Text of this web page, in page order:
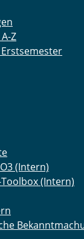
Z
(Intern)
(Intern)